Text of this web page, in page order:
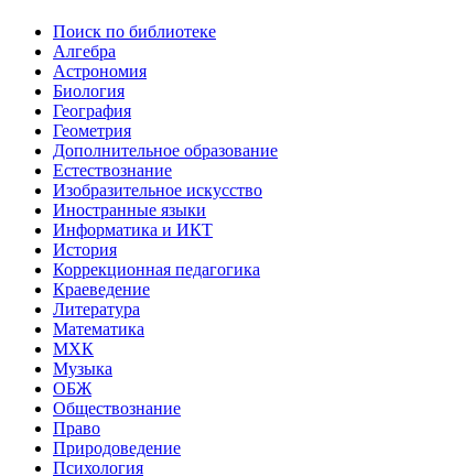
Поиск по библиотеке
Алгебра
Астрономия
Биология
География
Геометрия
Дополнительное образование
Естествознание
Изобразительное искусство
Иностранные языки
Информатика и ИКТ
История
Коррекционная педагогика
Краеведение
Литература
Математика
МХК
Музыка
ОБЖ
Обществознание
Право
Природоведение
Психология